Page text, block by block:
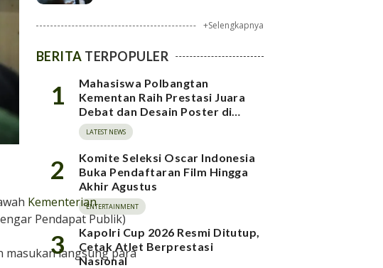
Kementerian
Pendapat Publik)
masukan langsung para
+Selengkapnya
BERITA TERPOPULER
1
Mahasiswa Polbangtan
Kementan Raih Prestasi Juara
Debat dan Desain Poster di
BAMPIWIL 2026
LATEST NEWS
2
Komite Seleksi Oscar Indonesia
Buka Pendaftaran Film Hingga
Akhir Agustus
ENTERTAINMENT
3
Kapolri Cup 2026 Resmi Ditutup,
Cetak Atlet Berprestasi
Nasional